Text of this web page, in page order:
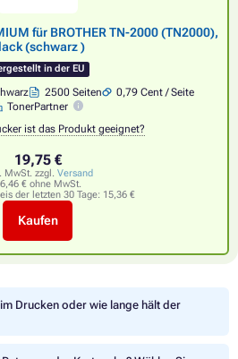
für BROTHER TN-2000 (TN2000),
(schwarz )
in der EU
2500 Seiten
0,79 Cent / Seite
TonerPartner
ist das Produkt geeignet?
19,75 €
MwSt. zzgl. Versand
€ ohne MwSt.
der letzten 30 Tage: 15,36 €
Kaufen
Drucken oder wie lange hält der